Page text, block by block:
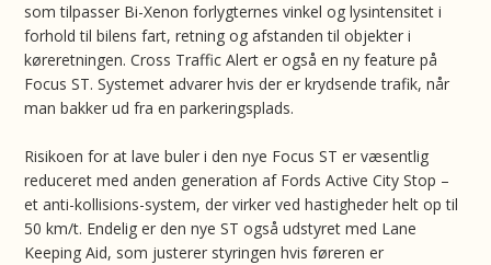
som tilpasser Bi-Xenon forlygternes vinkel og lysintensitet i
forhold til bilens fart, retning og afstanden til objekter i
køreretningen. Cross Traffic Alert er også en ny feature på
Focus ST. Systemet advarer hvis der er krydsende trafik, når
man bakker ud fra en parkeringsplads.
Risikoen for at lave buler i den nye Focus ST er væsentlig
reduceret med anden generation af Fords Active City Stop –
et anti-kollisions-system, der virker ved hastigheder helt op til
50 km/t. Endelig er den nye ST også udstyret med Lane
Keeping Aid, som justerer styringen hvis føreren er